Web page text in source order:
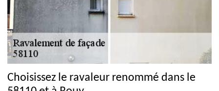
Choisissez le ravaleur renommé dans le